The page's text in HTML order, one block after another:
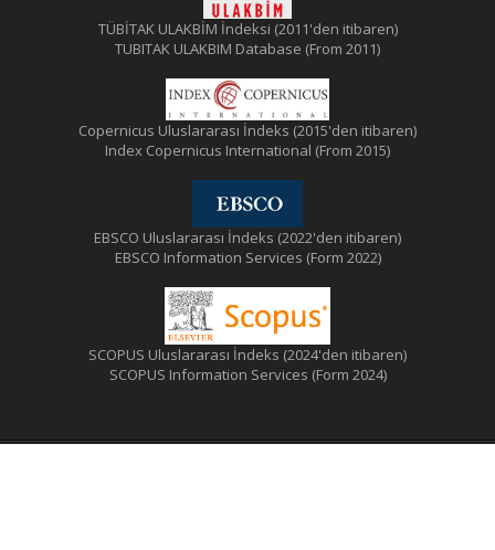
TÜBİTAK ULAKBİM İndeksi (2011'den itibaren)
TUBITAK ULAKBIM Database (From 2011)
Copernicus Uluslararası İndeks (2015'den itibaren)
Index Copernicus International (From 2015)
EBSCO Uluslararası İndeks (2022'den itibaren)
EBSCO Information Services (Form 2022)
SCOPUS Uluslararası İndeks (2024'den itibaren)
SCOPUS Information Services (Form 2024)